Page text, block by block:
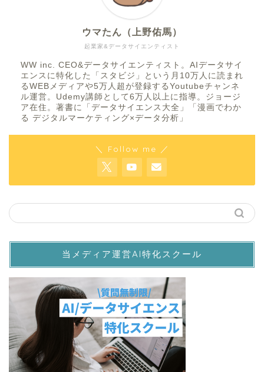
起業家&データサイエンティスト
ウマたん（上野佑馬）
WW inc. CEO&データサイエンティスト。AIデータサイ
エンスに特化した「スタビジ」という月10万人に読まれ
るWEBメディアや5万人超が登録するYoutubeチャンネ
ル運営。Udemy講師として6万人以上に指導。ジョージ
ア在住。著書に「データサイエンス大全」「漫画でわか
る デジタルマーケティング×データ分析」
＼ Follow me ／
当メディア運営AI特化スクール